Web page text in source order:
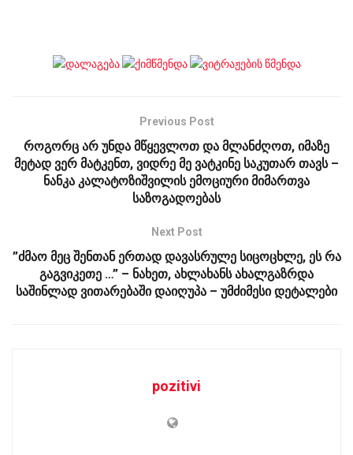
Previous Post
როგორც არ უნდა მწყევლოთ და მლანძღოთ, იმაზე
მეტად ვერ მატკენთ, ვიდრე მე ვატკინე საკუთარ თავს –
ნანკა კალატოზიშვილის ემოციური მიმართვა
საზოგადოებას
Next Post
”ძმაო მეც შენთან ერთად დავასრულე სიცოცხლე, ეს რა
გაგვიკეთე …” – ნახეთ, ახლახანს ახალგაზრდა
საშინლად ვითარებაში დაიღუპა – უმძიმესი დეტალები
pozitivi